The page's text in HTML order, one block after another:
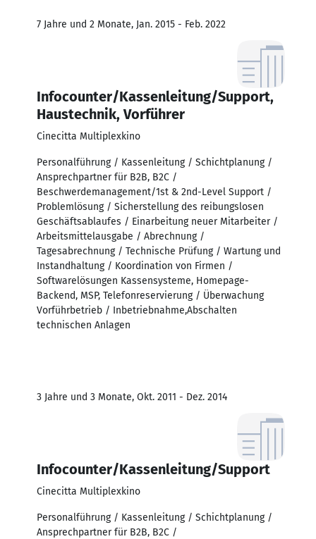
7 Jahre und 2 Monate, Jan. 2015 - Feb. 2022
Infocounter/Kassenleitung/Support,
Haustechnik, Vorführer
Cinecitta Multiplexkino
Personalführung / Kassenleitung / Schichtplanung /
Ansprechpartner für B2B, B2C /
Beschwerdemanagement/1st & 2nd-Level Support /
Problemlösung / Sicherstellung des reibungslosen
Geschäftsablaufes / Einarbeitung neuer Mitarbeiter /
Arbeitsmittelausgabe / Abrechnung /
Tagesabrechnung / Technische Prüfung / Wartung und
Instandhaltung / Koordination von Firmen /
Softwarelösungen Kassensysteme, Homepage-
Backend, MSP, Telefonreservierung / Überwachung
Vorführbetrieb / Inbetriebnahme,Abschalten
technischen Anlagen
3 Jahre und 3 Monate, Okt. 2011 - Dez. 2014
Infocounter/Kassenleitung/Support
Cinecitta Multiplexkino
Personalführung / Kassenleitung / Schichtplanung /
Ansprechpartner für B2B, B2C /